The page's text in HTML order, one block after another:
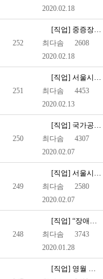
2020.02.18
252
[직업] 중증장애인 공무원 채용 문턱 더 낮춘다…경력직 응시요건…
최다솜
2608
2020.02.18
251
[직업] 서울시, 장애인 128명 등 2558명 7∼9급 공무원…
최다솜
4453
2020.02.13
250
[직업] 국가공무원 공개채용, 장애인 응시자 편의지원 확대
최다솜
4307
2020.02.07
249
[직업] 서울시, 중증장애인 인턴 30명 모집…취업 기회 제공
최다솜
2580
2020.02.07
248
[직업] “장애인에게 적합한 직무 없어요” 채용 대신 과태료 내…
최다솜
3743
2020.01.28
[직업] 영월 첫 장애인 직업재활시설 내달 가동